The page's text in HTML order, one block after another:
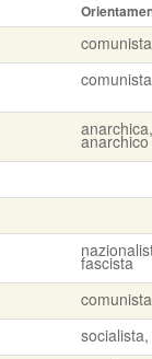
comunista
comunista
anarchico
fascista
comunista